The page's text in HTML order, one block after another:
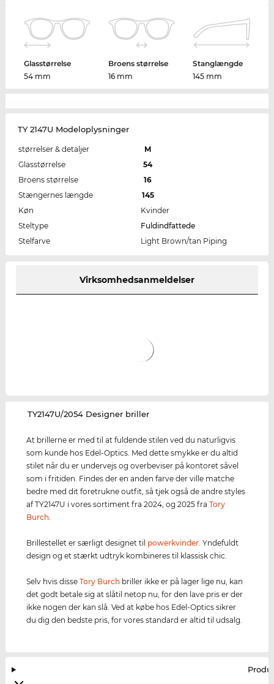
Glasstørrelse
54 mm
Broens størrelse
16 mm
Stanglængde
145 mm
TY 2147U Modeloplysninger
størrelser & detaljer
M
Glasstørrelse
54
Broens størrelse
16
Stængernes længde
145
Køn
Kvinder
Steltype
Fuldindfattede
Stelfarve
Light Brown/tan Piping
Virksomhedsanmeldelser
‌TY2147U/2054 Designer briller
At brillerne er med til at fuldende stilen ved du naturligvis
som kunde hos Edel-Optics. Med dette smykke er du altid
stilet når du er undervejs og overbeviser på kontoret såvel
som i fritiden. Findes der en anden farve der ville matche
bedre med dit foretrukne outfit, så tjek også de andre styles
af TY2147U i vores sortiment fra 2024, og 2025 fraTory
Burch.
Brillestellet er særligt designet til powerkvinder. Yndefuldt
design og et stærkt udtryk kombineres til klassisk chic.
Selv hvis disseTory Burch briller ikke er på lager lige nu, kan
det godt betale sig at slåtil netop nu, for den lave pris er der
ikke nogen der kan slå. Ved at købe hos Edel-Optics sikrer
du dig den bedste pris, for vores standard er altid til udsalg.